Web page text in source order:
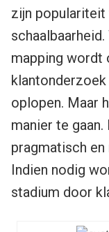
zijn populariteit
mapping wordt
oplopen. Maar
manier te
pragmatisch
Indien nodig
stadium door